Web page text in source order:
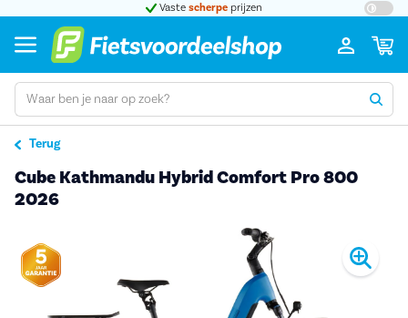
Vaste scherpe prijzen
Terug
Cube Kathmandu Hybrid Comfort Pro 800
2026